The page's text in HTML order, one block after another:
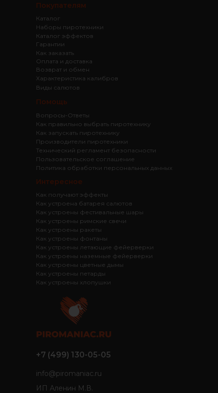
Покупателям
Каталог эффектов
Гарантии
Как заказать
Оплата и доставка
Возврат и обмен
Помощь
Вопросы-Ответы
Как правильно выбрать пиротехнику
Как запускать пиротехнику
Производители пиротехники
Технический регламент безопасности
Пользовательское соглашение
Политика обработки персональных данных
Каталог
Наборы пиротехники
Характеристика калибров
Виды салютов
Интересное
Как получают эффекты
Как устроена батарея салютов
Как устроены фестивальные шары
Как устроены римские свечи
Как устроены ракеты
Как устроены фонтаны
Как устроены летающие фейерверки
Как устроены наземные фейерверки
Как устроены цветные дымы
Как устроены петарды
Как устроены хлопушки
+7 (499) 130-05-05
info@piromaniac.ru
ИП Аленин М.В.